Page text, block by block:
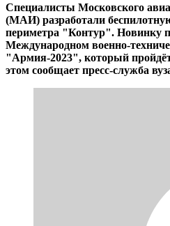
Специалисты Московского
(МАИ) разработали
периметра "Контур". Новинку
Международном военно-
"Армия-2023", который пройдёт
этом сообщает пресс-служба